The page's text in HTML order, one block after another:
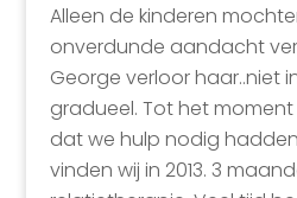
Alleen de kinderen
onverdunde aandacht
George verloor haar..niet
gradueel. Tot het
dat we hulp nodig
vinden wij in 2013. 3